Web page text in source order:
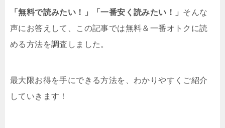
「無料で読みたい！」「一番安く読みたい！」 そんな
声にお答えして、この記事では無料＆一番オトクに読
める方法を調査しました。
最大限お得を手にできる方法を、わかりやすくご紹介
していきます！